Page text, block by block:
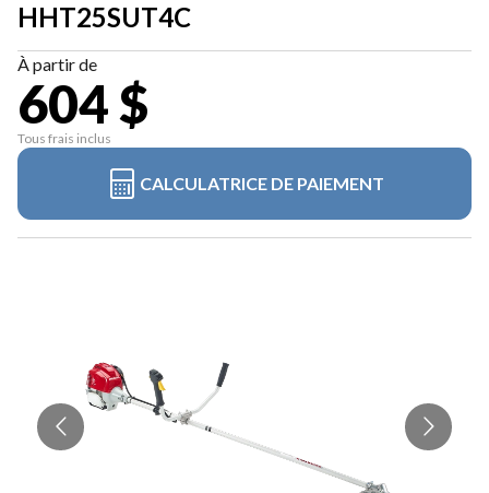
HHT25SUT4C
À partir de
604 $
Tous frais inclus
CALCULATRICE DE PAIEMENT